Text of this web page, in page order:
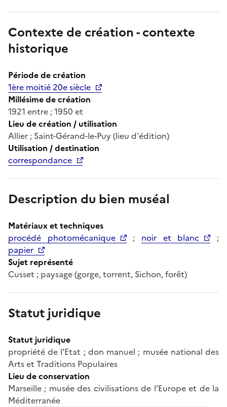
Contexte de création - contexte
historique
Période de création
1ère moitié 20e siècle
Millésime de création
1921 entre ; 1950 et
Lieu de création / utilisation
Allier ; Saint-Gérand-le-Puy (lieu d'édition)
Utilisation / destination
correspondance
Description du bien muséal
Matériaux et techniques
procédé photomécanique
; noir et blanc
;
papier
Sujet représenté
Cusset ; paysage (gorge, torrent, Sichon, forêt)
Statut juridique
Statut juridique
propriété de l'Etat ; don manuel ; musée national des
Arts et Traditions Populaires
Lieu de conservation
Marseille ; musée des civilisations de l'Europe et de la
Méditerranée